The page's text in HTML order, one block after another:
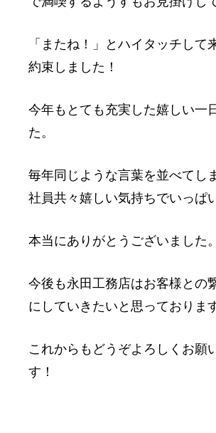
「またね！」とハイタッチして
約束しました！
今年もとても充実した嬉しい一
た。
毎年同じような言葉を並べてし
社員共々嬉しい気持ちでいっぱ
本当にありがとうございました。
今後も永田工務店はお客様との
にしていきたいと思っておりま
これからもどうぞよろしくお願
す！